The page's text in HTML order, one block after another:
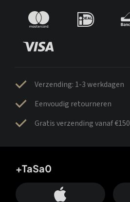
Verzending: 1-3 werkdagen
Eenvoudig retourneren
Gratis verzending vanaf €150
+TaSa0